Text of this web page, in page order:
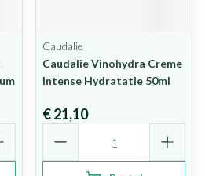
Caudalie
Caudalie Vinohydra Creme
Intense Hydratatie 50ml
€ 21,10